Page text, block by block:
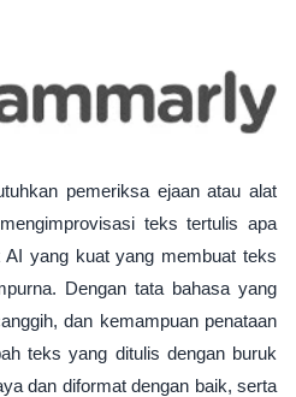
pemeriksa ejaan atau alat
teks tertulis apa
yang kuat yang membuat teks
Dengan tata bahasa yang
dan kemampuan penataan
teks yang ditulis dengan buruk
dan diformat dengan baik, serta